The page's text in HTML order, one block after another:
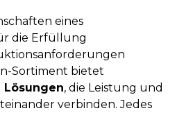
eines
die Erfüllung
Sortiment bietet
Lösungen, die Leistung und
verbinden. Jedes